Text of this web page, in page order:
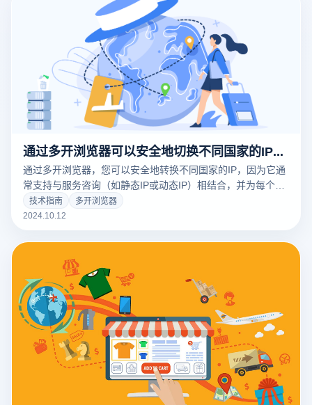
通过多开浏览器可以安全地切换不同国家的IP吗？
通过多开浏览器，您可以安全地转换不同国家的IP，因为它通
常支持与服务咨询（如静态IP或动态IP）相结合，并为每个浏
览器案例分配单独的IP地址。此设置允许用户根据项目需求选
择适合国家或地区的IP，以确保IP地址在跨境电子商务或社交
险。此外，多开浏览器和服务咨询的集成还可以保护用户隐
私，降低平台标题的概率。
技术指南
多开浏览器
2024.10.12